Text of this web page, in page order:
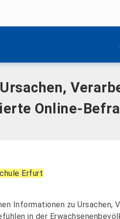
und putative
Online-
Erfurt
Informationen zu Ursachen,
in der